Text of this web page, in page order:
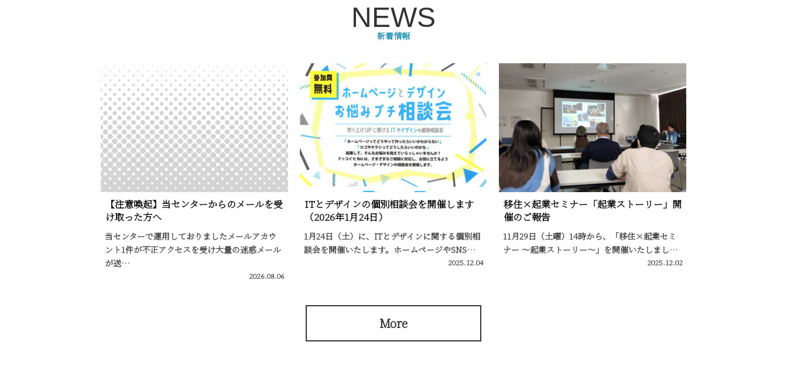
NEWS
新着情報
【注意喚起】当センターからのメールを受
け取った方へ
当センターで運用しておりましたメールアカウ
ント1件が不正アクセスを受け大量の迷惑メール
が送…
2026.08.06
ITとデザインの個別相談会を開催します
（2026年1月24日）
1月24日（土）に、ITとデザインに関する個別相
談会を開催いたします。ホームページやSNS…
2025.12.04
移住×起業セミナー「起業ストーリー」開
催のご報告
11月29日（土曜）14時から、「移住×起業セミ
ナー 〜起業ストーリー〜」を開催いたしまし…
2025.12.02
More